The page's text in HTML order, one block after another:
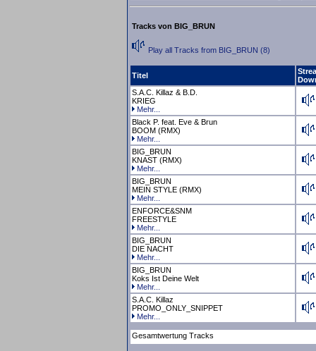
Tracks von BIG_BRUN
Play all Tracks from BIG_BRUN (8)
Titel
S.A.C. Killaz & B.D.
KRIEG
Mehr...
Black P. feat. Eve & Brun
BOOM (RMX)
Mehr...
BIG_BRUN
KNAST (RMX)
Mehr...
BIG_BRUN
MEIN STYLE (RMX)
Mehr...
ENFORCE&SNM
FREESTYLE
Mehr...
BIG_BRUN
DIE NACHT
Mehr...
BIG_BRUN
Koks Ist Deine Welt
Mehr...
S.A.C. Killaz
PROMO_ONLY_SNIPPET
Mehr...
Gesamtwertung Tracks